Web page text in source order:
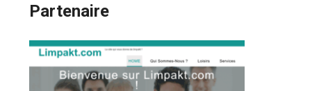
Partenaire